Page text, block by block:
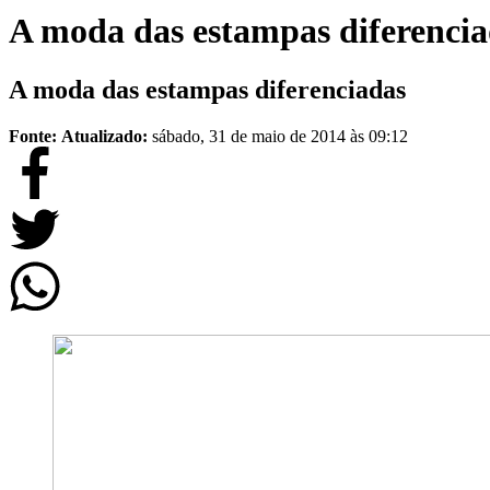
A moda das estampas
A moda das estampas diferenciadas
Fonte: Atualizado: sábado, 31 de maio de 2014 às 09:12